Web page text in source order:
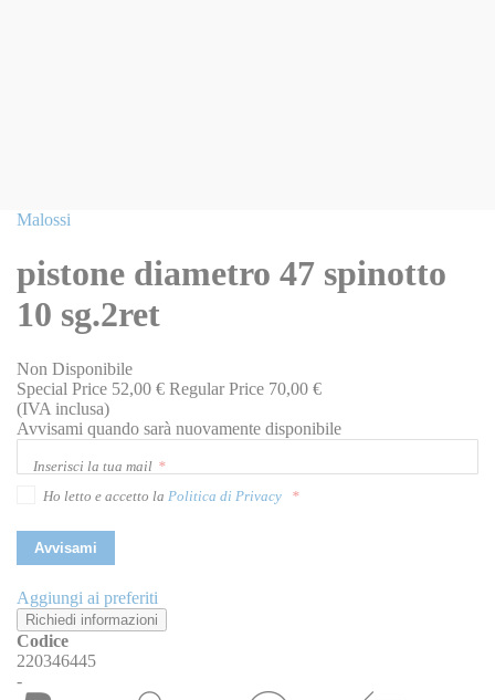
Vai
della
galleria
di
immagini
Malossi
pistone diametro 47 spinotto
10 sg.2ret
Non Disponibile
Special Price 52,00 € Regular Price 70,00 €
(IVA inclusa)
Avvisami quando sarà nuovamente disponibile
Inserisci la tua mail
Ho letto e accetto la Politica di Privacy
Avvisami
Aggiungi ai preferiti
Richiedi informazioni
Codice
220346445
-